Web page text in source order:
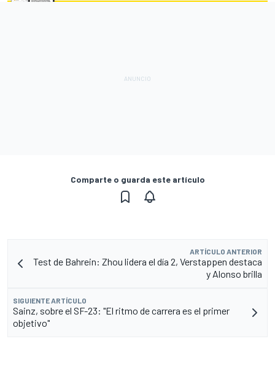
Comparte o guarda este artículo
ARTÍCULO ANTERIOR
Test de Bahrein: Zhou lidera el día 2, Verstappen destaca
y Alonso brilla
SIGUIENTE ARTÍCULO
Sainz, sobre el SF-23: "El ritmo de carrera es el primer
objetivo"